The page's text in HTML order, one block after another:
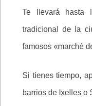
Te llevará hasta
tradicional de la
famosos «marché
Si tienes tiempo,
barrios de Ixelles o